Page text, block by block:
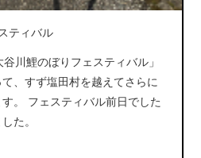
ティバル
川鯉のぼりフェスティバル」
、すず塩田村を越えてさらに
。 フェスティバル前日でした
た。